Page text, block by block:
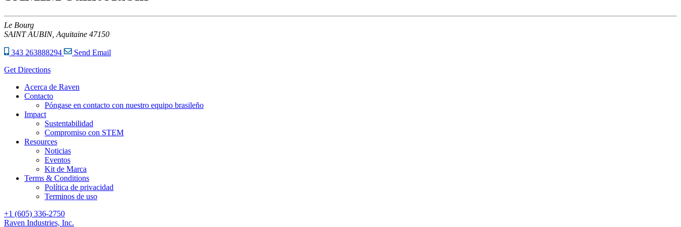
Le Bourg
SAINT AUBIN, Aquitaine 47150
343 263888294
Send Email
Get Directions
Acerca de Raven
Contacto
Póngase en contacto con nuestro equipo brasileño
Impact
Sustentabilidad
Compromiso con STEM
Resources
Noticias
Eventos
Kit de Marca
Terms & Conditions
Política de privacidad
Terminos de uso
+1 (605) 336-2750
Raven Industries, Inc.